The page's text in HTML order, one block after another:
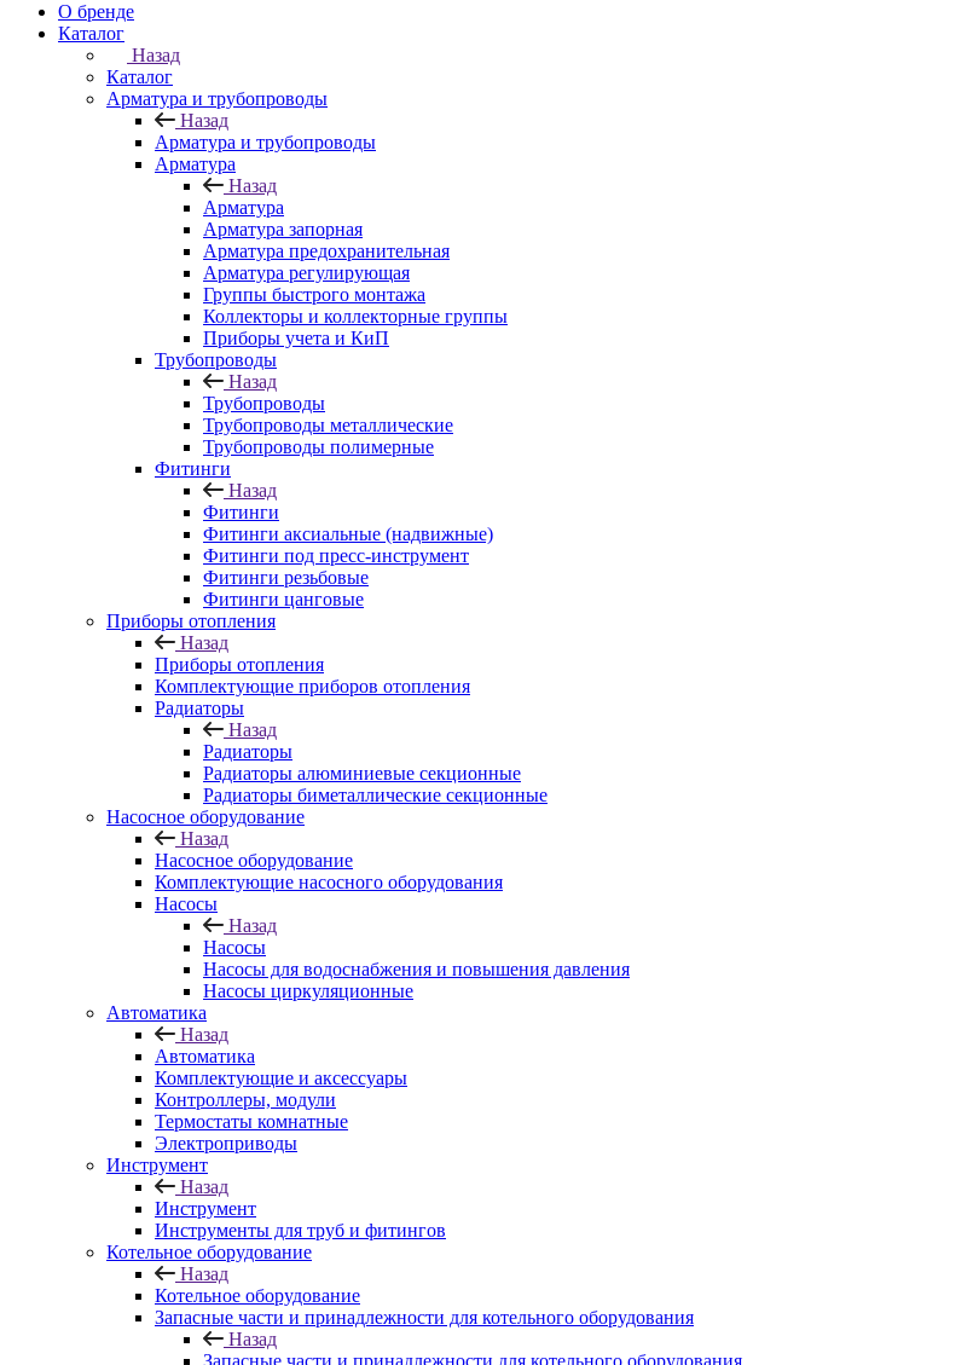
О бренде
Каталог
Назад
Каталог
Арматура и трубопроводы
Назад
Арматура и трубопроводы
Арматура
Назад
Арматура
Арматура запорная
Арматура предохранительная
Арматура регулирующая
Группы быстрого монтажа
Коллекторы и коллекторные группы
Приборы учета и КиП
Трубопроводы
Назад
Трубопроводы
Трубопроводы металлические
Трубопроводы полимерные
Фитинги
Назад
Фитинги
Фитинги аксиальные (надвижные)
Фитинги под пресс-инструмент
Фитинги резьбовые
Фитинги цанговые
Приборы отопления
Назад
Приборы отопления
Комплектующие приборов отопления
Радиаторы
Назад
Радиаторы
Радиаторы алюминиевые секционные
Радиаторы биметаллические секционные
Насосное оборудование
Назад
Насосное оборудование
Комплектующие насосного оборудования
Насосы
Назад
Насосы
Насосы для водоснабжения и повышения давления
Насосы циркуляционные
Автоматика
Назад
Автоматика
Комплектующие и аксессуары
Контроллеры, модули
Термостаты комнатные
Электроприводы
Инструмент
Назад
Инструмент
Инструменты для труб и фитингов
Котельное оборудование
Назад
Котельное оборудование
Запасные части и принадлежности для котельного оборудования
Назад